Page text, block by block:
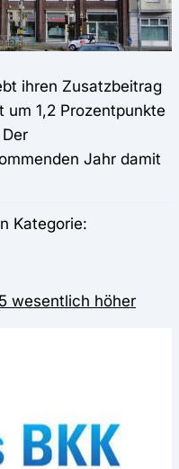
ihren Zusatzbeitrag
1,2 Prozentpunkte
Jahr damit
Kategorie:
wesentlich höher